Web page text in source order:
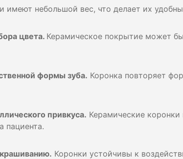
имеют небольшой вес, что делает их
цвета. Керамическое покрытие может
формы зуба. Коронка повторяет
привкуса. Керамические
пациента.
Коронки устойчивы к